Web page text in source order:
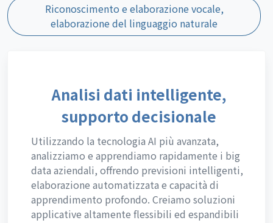
Riconoscimento e elaborazione vocale,
elaborazione del linguaggio naturale
Analisi dati intelligente,
supporto decisionale
Utilizzando la tecnologia AI più avanzata,
analizziamo e apprendiamo rapidamente i big
data aziendali, offrendo previsioni intelligenti,
elaborazione automatizzata e capacità di
apprendimento profondo. Creiamo soluzioni
applicative altamente flessibili ed espandibili